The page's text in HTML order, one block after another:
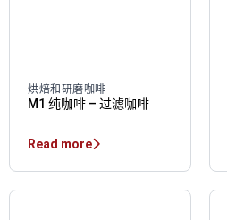
烘焙和研磨咖啡
M1 纯咖啡 – 过滤咖啡
Read more